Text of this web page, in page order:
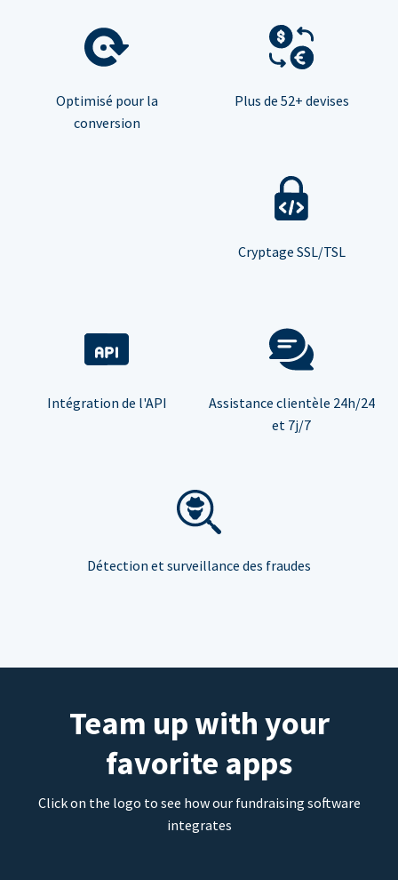
Optimisé pour la
conversion
Plus de 52+ devises
Cryptage SSL/TSL
Intégration de l'API
Assistance clientèle 24h/24
et 7j/7
Détection et surveillance des fraudes
Team up with your
favorite apps
Click on the logo to see how our fundraising software
integrates